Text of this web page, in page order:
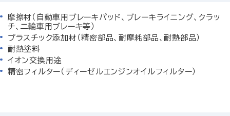
摩擦材（自動車用ブレーキパッド、ブレーキライニング、クラッ
チ、二輪車用ブレーキ等）
プラスチック添加材（精密部品、耐摩耗部品、耐熱部品）
耐熱塗料
イオン交換用途
精密フィルター（ディーゼルエンジンオイルフィルター）